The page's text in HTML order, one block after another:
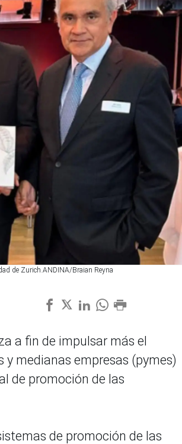
de Zurich.ANDINA/Braian Reyna
a fin de impulsar más el
medianas empresas (pymes)
de promoción de las
de promoción de las